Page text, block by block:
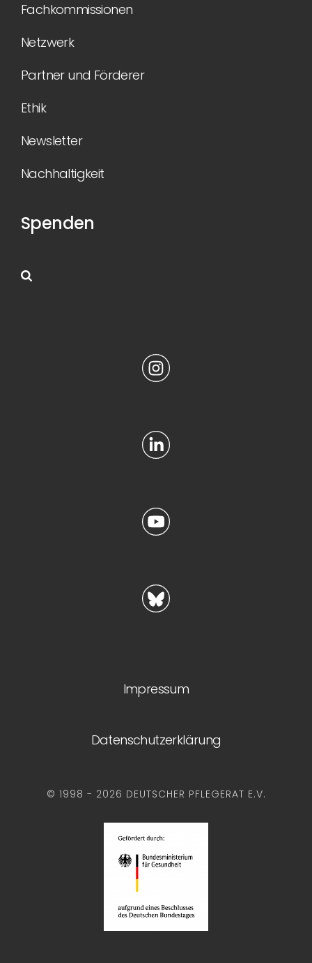
Fachkommissionen
Netzwerk
Partner und Förderer
Ethik
Newsletter
Nachhaltigkeit
Spenden
Impressum
Datenschutzerklärung
© 1998 - 2026 DEUTSCHER PFLEGERAT E.V.